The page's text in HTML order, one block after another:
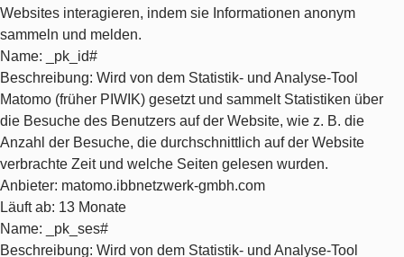
Websites interagieren, indem sie Informationen anonym
sammeln und melden.
Name: _pk_id#
Beschreibung: Wird von dem Statistik- und Analyse-Tool
Matomo (früher PIWIK) gesetzt und sammelt Statistiken über
die Besuche des Benutzers auf der Website, wie z. B. die
Anzahl der Besuche, die durchschnittlich auf der Website
verbrachte Zeit und welche Seiten gelesen wurden.
Anbieter: matomo.ibbnetzwerk-gmbh.com
Läuft ab: 13 Monate
Name: _pk_ses#
Beschreibung: Wird von dem Statistik- und Analyse-Tool